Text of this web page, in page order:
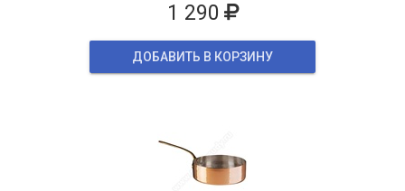
1 290
ДОБАВИТЬ В КОРЗИНУ